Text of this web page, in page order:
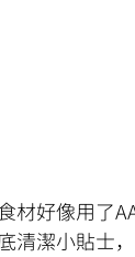
材好像用了
清潔小貼士